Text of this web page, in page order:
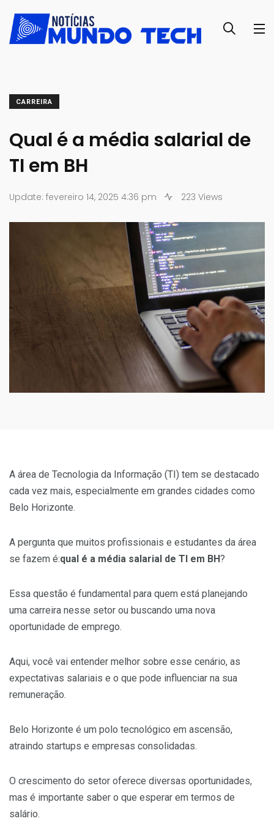
CARREIRA
Qual é a média salarial de
TI em BH
Update: fevereiro 14, 2025 4:36 pm 223 Views
A área de Tecnologia da Informação (TI) tem se destacado
cada vez mais, especialmente em grandes cidades como
Belo Horizonte.
A pergunta que muitos profissionais e estudantes da área
se fazem é:qual é a média salarial de TI em BH?
Essa questão é fundamental para quem está planejando
uma carreira nesse setor ou buscando uma nova
oportunidade de emprego.
Aqui, você vai entender melhor sobre esse cenário, as
expectativas salariais e o que pode influenciar na sua
remuneração.
Belo Horizonte é um polo tecnológico em ascensão,
atraindo startups e empresas consolidadas.
O crescimento do setor oferece diversas oportunidades,
mas é importante saber o que esperar em termos de
salário.